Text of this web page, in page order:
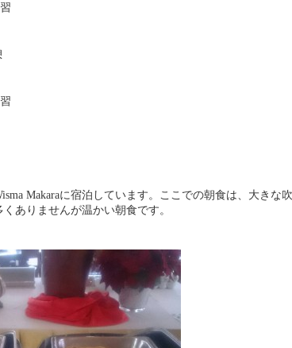
Makaraに宿泊しています。ここでの朝食は、大きな
ありませんが温かい朝食です。